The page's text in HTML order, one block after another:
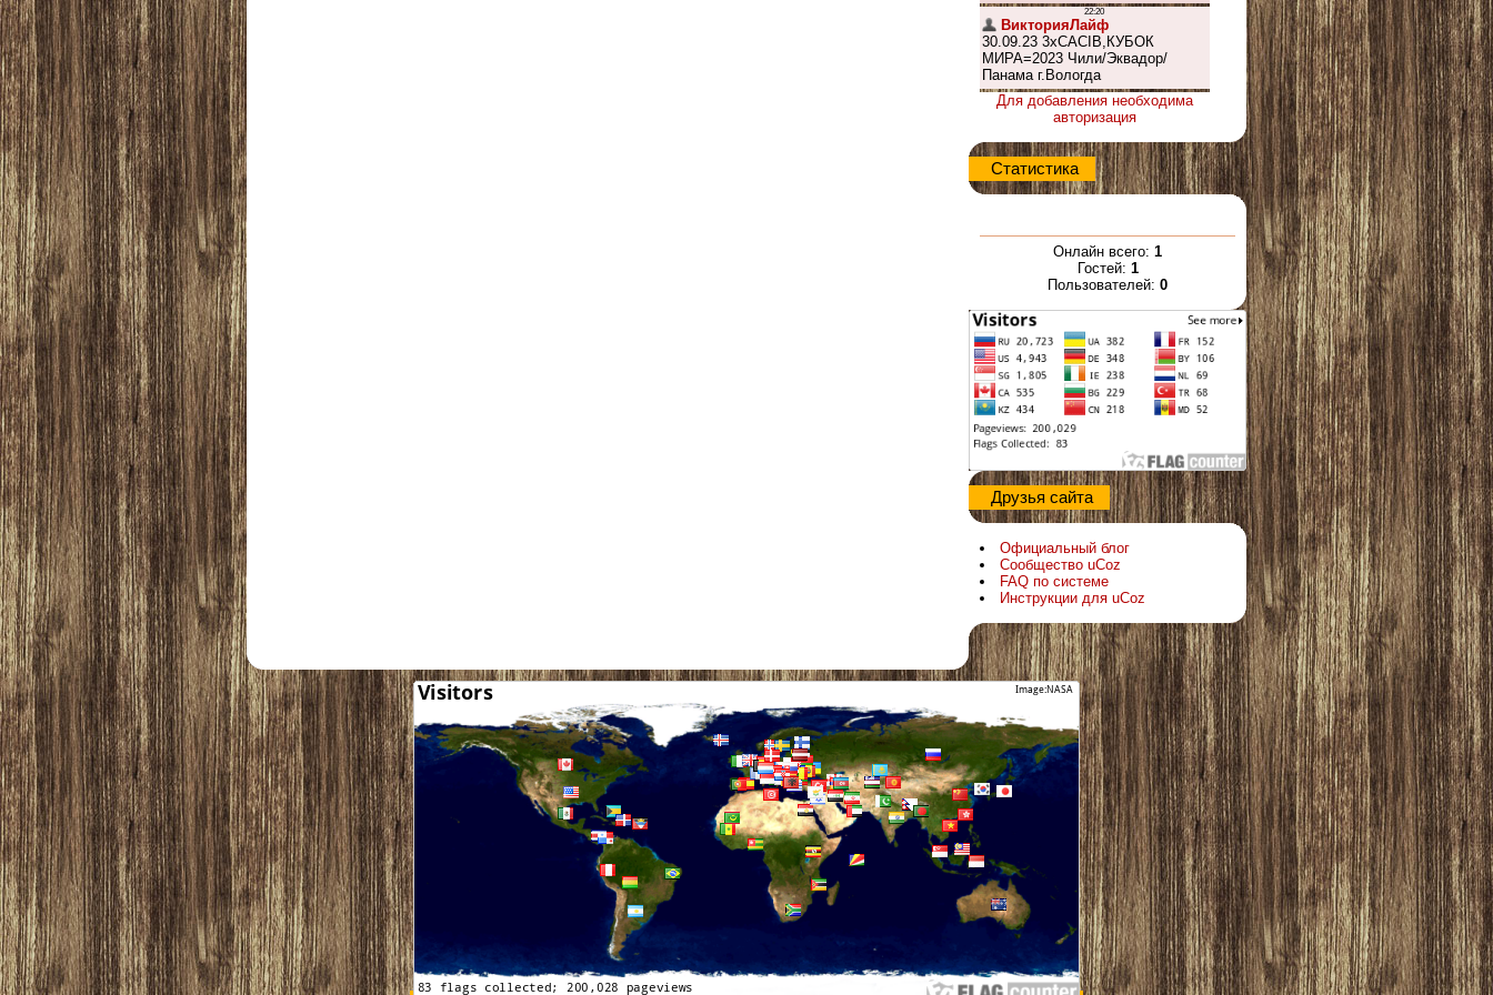
Для добавления необходима
авторизация
Статистика
Онлайн всего: 1
Гостей: 1
Пользователей: 0
Друзья сайта
Официальный блог
Сообщество uCoz
FAQ по системе
Инструкции для uCoz